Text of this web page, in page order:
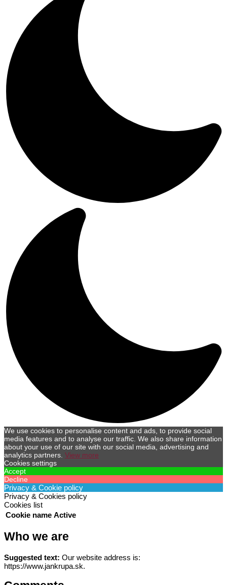
We use cookies to personalise content and ads, to provide social
media features and to analyse our traffic. We also share information
about your use of our site with our social media, advertising and
analytics partners. View more
Cookies settings
Accept
Decline
Privacy & Cookie policy
Privacy & Cookies policy
Cookies list
Cookie name Active
Who we are
Suggested text: Our website address is:
https://www.jankrupa.sk.